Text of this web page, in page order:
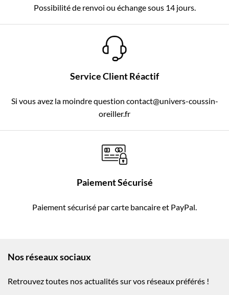
Possibilité de renvoi ou échange sous 14 jours.
Service Client Réactif
Si vous avez la moindre question contact@univers-coussin-
oreiller.fr
Paiement Sécurisé
Paiement sécurisé par carte bancaire et PayPal.
Nos réseaux sociaux
Retrouvez toutes nos actualités sur vos réseaux préférés !